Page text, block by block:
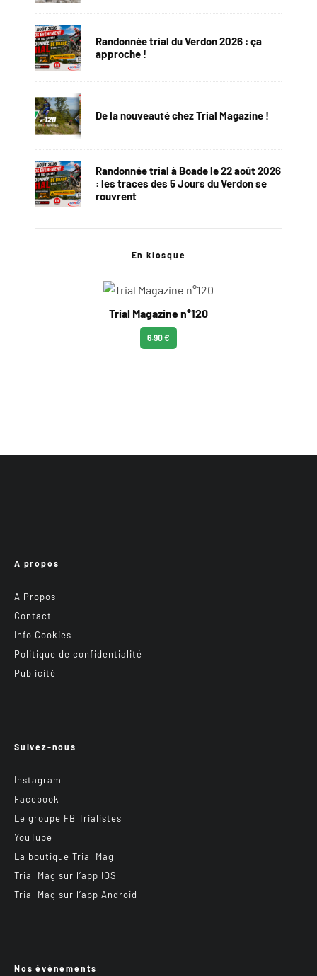
Randonnée trial du Verdon 2026 : ça
approche !
De la nouveauté chez Trial Magazine !
Randonnée trial à Boade le 22 août 2026
: les traces des 5 Jours du Verdon se
rouvrent
En kiosque
Trial Magazine n°120
6.90 €
A propos
A Propos
Contact
Info Cookies
Politique de confidentialité
Publicité
Suivez-nous
Instagram
Facebook
Le groupe FB Trialistes
YouTube
La boutique Trial Mag
Trial Mag sur l’app IOS
Trial Mag sur l’app Android
Nos événements